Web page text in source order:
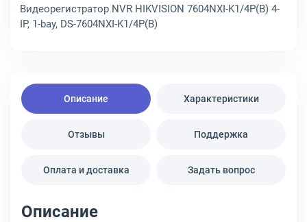
Видеорегистратор NVR HIKVISION 7604NXI-K1/4P(B) 4-
IP, 1-bay, DS-7604NXI-K1/4P(B)
Описание Характеристики
Отзывы Поддержка
Оплата и доставка Задать вопрос
Описание